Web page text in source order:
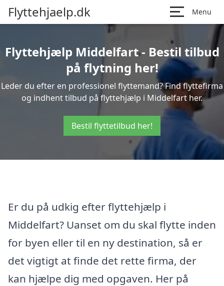
Flyttehjaelp.dk Menu
Flyttehjælp Middelfart - Bestil tilbud
på flytning her!
Leder du efter en professionel flyttemand? Find flyttefirma
og indhent tilbud på flyttehjælp i Middelfart her.
Bestil flyttetilbud her!
Er du på udkig efter flyttehjælp i
Middelfart? Uanset om du skal flytte inden
for byen eller til en ny destination, så er
det vigtigt at finde det rette firma, der
kan hjælpe dig med opgaven. Her på